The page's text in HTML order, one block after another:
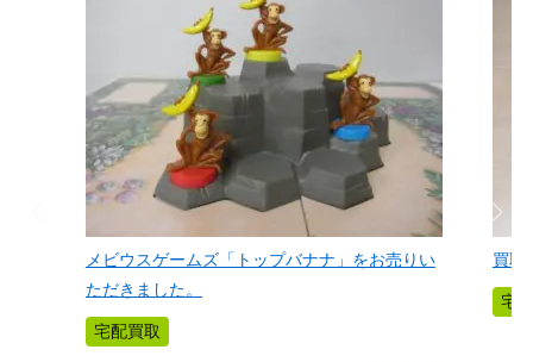
メビウスゲームズ「トップバナナ」をお売りい
ただきました。
宅配買取
買取
宅